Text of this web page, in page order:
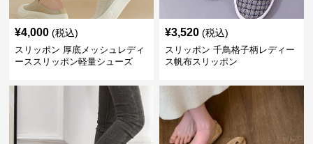
¥4,000 (税込)
スリッポン 厚底メッシュレディ
ーススリッポン軽量シューズ
¥3,520 (税込)
スリッポン 千鳥格子柄レディー
ス帆布スリッポン